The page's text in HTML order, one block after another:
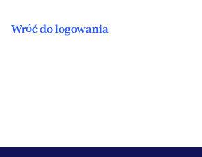
Wróć do logowania